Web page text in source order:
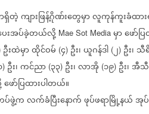
ရှိတဲ့ကျားဖြန့်ဂိုဏ်းတွေမှာလူကုန်ကူးခံထာ
ပေးအပ်ခဲ့တယ်လို့ Mae Sot Media မှာဖော်ပ
ဦးထဲမှာထိုင်ဝမ် (၄) ဦး၊ယူဂန်ဒါ (၂) ဦး၊ သီ
) ဦး၊ကင်ညာ (၃၃) ဦး၊လာအို (၁၉) ဦး၊အီသီ
ဖော်ပြထားပါတယ်။
ဖွဲ့ကလက်ခံပြီးနောက်ဖုပ်ဖရာမြို့နယ်အုပ်